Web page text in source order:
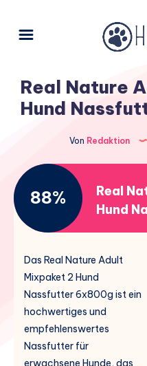
Real Nature
Hund
Von Redaktion
88%
Real
Hund
Das Real Nature Adult
Mixpaket 2 Hund
Nassfutter 6x800g ist ein
hochwertiges und
empfehlenswertes
Nassfutter für
erwachsene Hunde, das